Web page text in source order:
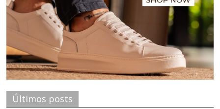
Últimos posts